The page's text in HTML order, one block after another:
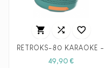
  
RETROKS-80 KARAOKE -
49,90 €Prix